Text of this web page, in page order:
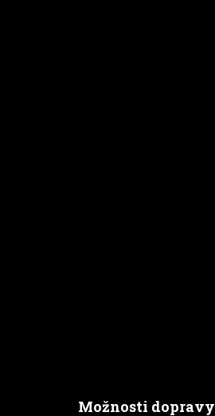
Možnosti dopravy